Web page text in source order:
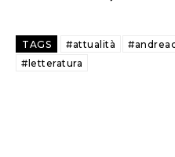
TAGS #attualità
#letteratura